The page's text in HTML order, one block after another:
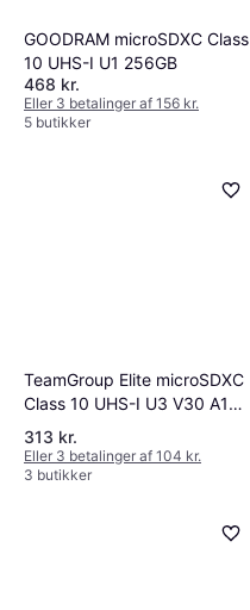
GOODRAM microSDXC Class
10 UHS-I U1 256GB
468 kr.
Eller 3 betalinger af 156 kr.
5 butikker
TeamGroup Elite microSDXC
Class 10 UHS-I U3 V30 A1
90/45MB/s 256GB
313 kr.
Eller 3 betalinger af 104 kr.
3 butikker